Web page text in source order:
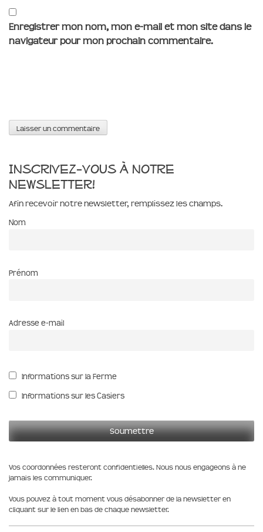
Enregistrer mon nom, mon e-mail et mon site dans le
navigateur pour mon prochain commentaire.
Inscrivez-vous à notre
newsletter!
Afin recevoir notre newsletter, remplissez les champs.
Nom
Prénom
Adresse e-mail
Informations sur la Ferme
Informations sur les Casiers
Vos coordonnées resteront confidentielles. Nous nous engageons à ne
jamais les communiquer.
Vous pouvez à tout moment vous désabonner de la newsletter en
cliquant sur le lien en bas de chaque newsletter.